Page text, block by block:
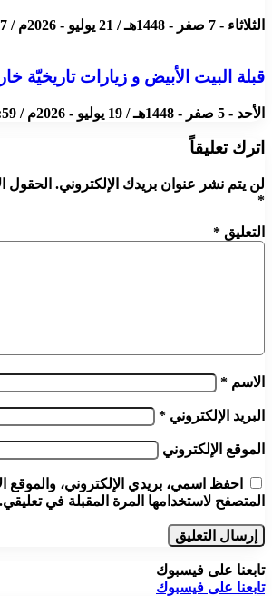
الثلاثاء - 7 صفر - 1448هـ / 21 يوليو - 2026م / 5:17 صباحًا
قبلة البيت الأبيض و زيارات تاريخيّة
الأحد - 5 صفر - 1448هـ / 19 يوليو - 2026م / 4:59 صباحًا
اترك تعليقاً
لن يتم نشر عنوان بريدك الإلكتروني. الحقول
*
التعليق *
الاسم *
البريد الإلكتروني *
الموقع الإلكتروني
احفظ اسمي، بريدي الإلكتروني، والموقع
المتصفح لاستخدامها المرة المقبلة في تعليقي.
تابعنا على فيسبوك
تابعنا على فيسبوك